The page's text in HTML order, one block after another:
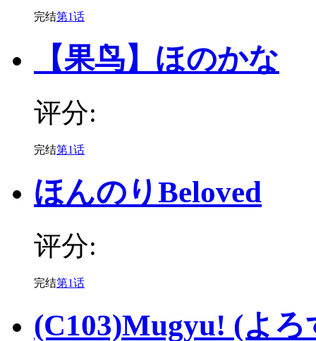
完结第1话
【果鸟】ほのかな
评分:
完结第1话
ほんのりBeloved
评分:
完结第1话
(C103)Mugyu! (よろ